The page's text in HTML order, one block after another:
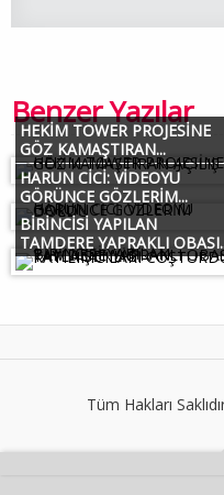
Benzer Yazılar
HEKİM TOWER PROJESİNE
GÖZ KAMAŞTIRAN...
HARUN CİCİ: VİDEOYU
GÖRÜNCE GÖZLERİM...
BİRİNCİSİ YAPILAN
TAMDERE YAPRAKLI
Tüm Hakları